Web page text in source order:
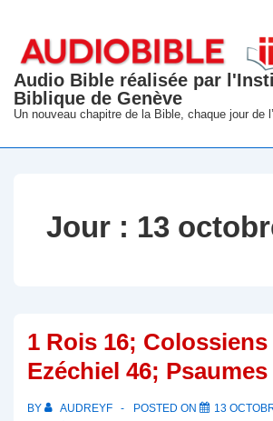
passer
contenu
principal
Audio Bible réalisée par
Biblique de Genève
Un nouveau chapitre de la Bible, chaque jour de
Jour : 13
1 Rois 16; Colossiens
Ezéchiel 46; Psaumes
BY AUDREYF POSTED ON
13